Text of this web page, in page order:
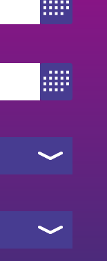
Zeitraum von
Zeitraum bis